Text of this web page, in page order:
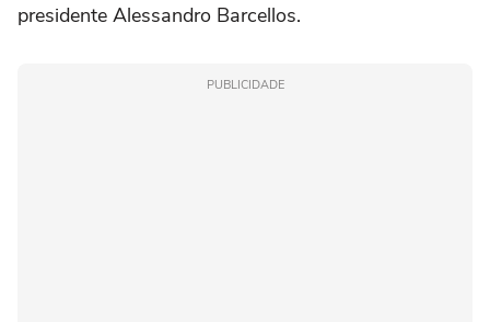
presidente Alessandro Barcellos.
PUBLICIDADE